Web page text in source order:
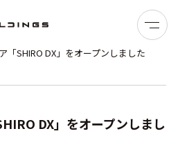
「SHIRO DX」をオープンしました
DX」をオープンしまし